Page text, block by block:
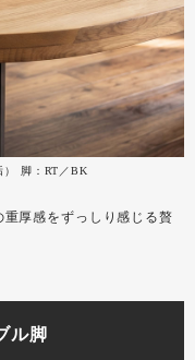
） 脚：RT／BK
厚感をずっしり感じる贅
ル脚